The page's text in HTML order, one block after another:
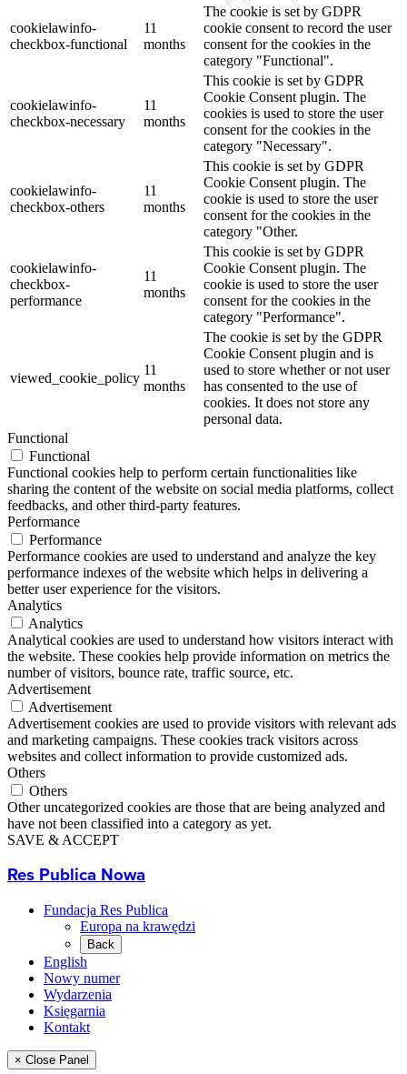
cookielawinfo-
checkbox-functional
11
months
The cookie is set by GDPR
cookie consent to record the user
consent for the cookies in the
category "Functional".
cookielawinfo-
checkbox-necessary
11
months
This cookie is set by GDPR
Cookie Consent plugin. The
cookies is used to store the user
consent for the cookies in the
category "Necessary".
cookielawinfo-
checkbox-others
11
months
This cookie is set by GDPR
Cookie Consent plugin. The
cookie is used to store the user
consent for the cookies in the
category "Other.
cookielawinfo-
checkbox-
performance
11
months
This cookie is set by GDPR
Cookie Consent plugin. The
cookie is used to store the user
consent for the cookies in the
category "Performance".
viewed_cookie_policy
11
months
The cookie is set by the GDPR
Cookie Consent plugin and is
used to store whether or not user
has consented to the use of
cookies. It does not store any
personal data.
Functional
Functional
Functional cookies help to perform certain functionalities like
sharing the content of the website on social media platforms, collect
feedbacks, and other third-party features.
Performance
Performance
Performance cookies are used to understand and analyze the key
performance indexes of the website which helps in delivering a
better user experience for the visitors.
Analytics
Analytics
Analytical cookies are used to understand how visitors interact with
the website. These cookies help provide information on metrics the
number of visitors, bounce rate, traffic source, etc.
Advertisement
Advertisement
Advertisement cookies are used to provide visitors with relevant ads
and marketing campaigns. These cookies track visitors across
websites and collect information to provide customized ads.
Others
Others
Other uncategorized cookies are those that are being analyzed and
have not been classified into a category as yet.
SAVE & ACCEPT
Res Publica Nowa
Fundacja Res Publica
Europa na krawędzi
Back
English
Nowy numer
Wydarzenia
Księgarnia
Kontakt
× Close Panel